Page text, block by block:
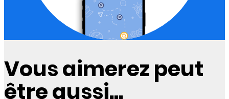
Vous aimerez peut
être aussi...